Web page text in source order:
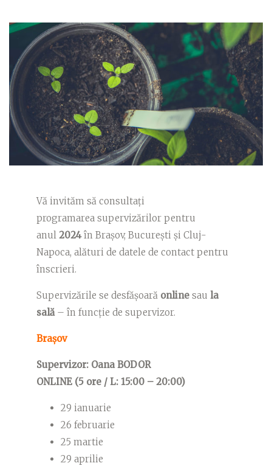
Vă invităm să consultați
programarea supervizărilor pentru
anul 2024în Brașov, București și Cluj-
Napoca, alături de datele de contact pentru
înscrieri.
Supervizările se desfășoară online sau la
sală– în funcție de supervizor.
Brașov
Supervizor: Oana BODOR
ONLINE (5 ore / L: 15:00 – 20:00)
29 ianuarie
26 februarie
25 martie
29 aprilie